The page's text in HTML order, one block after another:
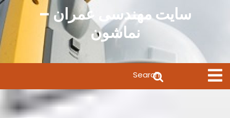
سایت مهندسی عمران –
نماشون
Open
Menu
for: